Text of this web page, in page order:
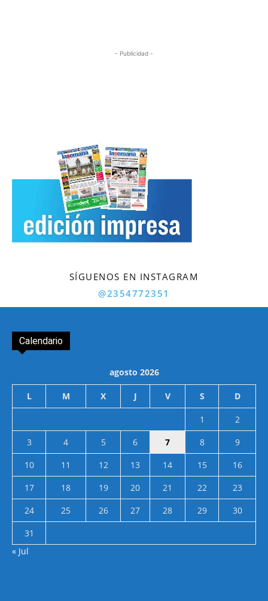
- Publicidad -
SÍGUENOS EN INSTAGRAM
@2354772351
Calendario
agosto 2026
L M X J V S D
1
2
3
4 5 6 7 8
9
10
11 12 13 14 15
16
17
18 19 20 21 22
23
24
25 26 27 28 29
30
31
« Jul